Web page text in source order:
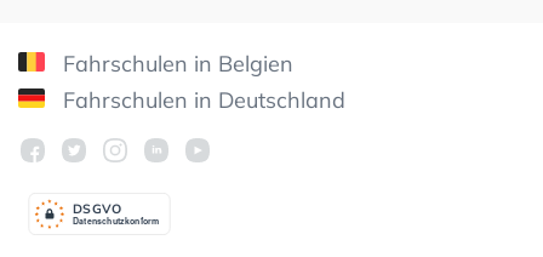
Fahrschulen in Belgien
Fahrschulen in Deutschland
Datenschutzkonform
DSGVO